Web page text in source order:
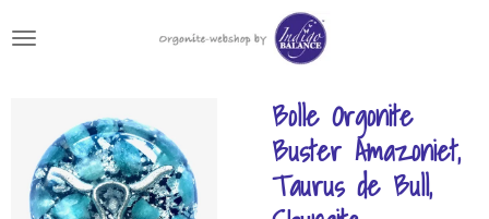
direct
hoofdinhoud
Bolle Orgonite
Buster Amazoniet,
Taurus de Bull,